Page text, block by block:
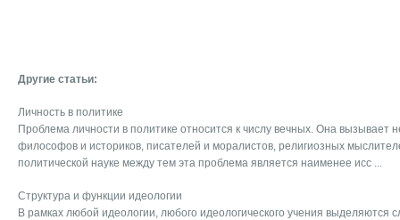
Другие статьи:
Личность в политике
Проблема личности в политике относится к числу вечных. Она вызывает
философов и историков, писателей и моралистов, религиозных
политической науке между тем эта проблема является наименее исс ...
Структура и функции идеологии
В рамках любой идеологии, любого идеологического учения выделяются